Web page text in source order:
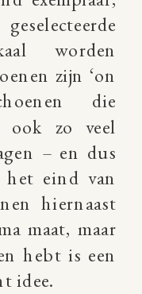
worden
zijn ‘on
die
ook zo veel
– en dus
eind van
hiernaast
maat, maar
hebt is een
idee.